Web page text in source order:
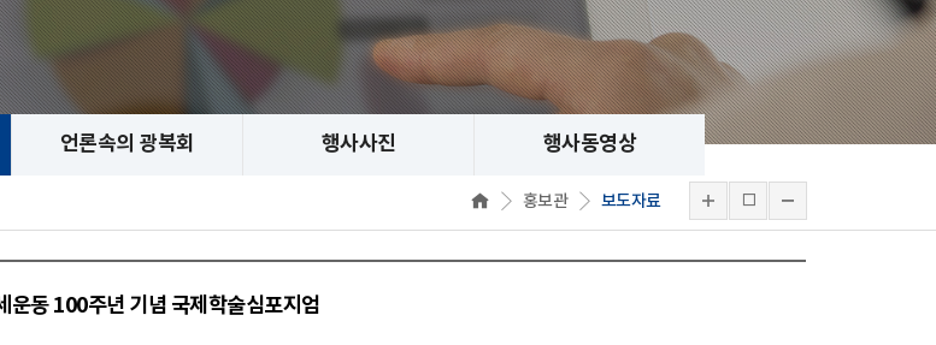
언론속의 광복회 행사사진 행사동영상
홍보관 보도자료
운동 100주년 기념 국제학술심포지엄